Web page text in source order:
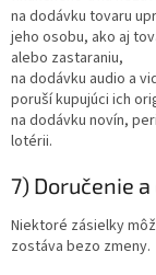
na dodávku tovaru
jeho osobu, ako aj
alebo zastaraniu,
na dodávku audio a
poruší kupujúci ich
na dodávku novín,
lotérii.
7) Doručenie
Niektoré zásielky
zostáva bezo zmeny.